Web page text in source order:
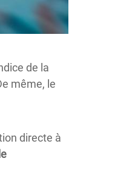
de la
même, le
directe à